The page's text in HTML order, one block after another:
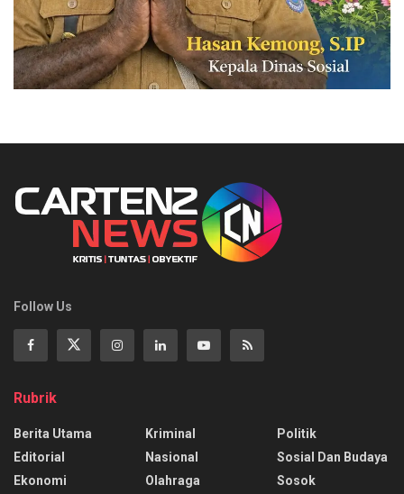
Follow Us
Rubrik
Berita Utama
Editorial
Ekonomi
Kriminal
Nasional
Olahraga
Politik
Sosial Dan Budaya
Sosok